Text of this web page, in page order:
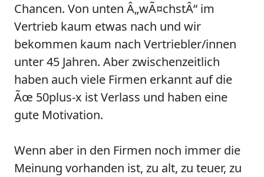
Chancen. Von unten Â„wÃ¤chstÂ“ im
Vertrieb kaum etwas nach und wir
bekommen kaum nach Vertriebler/innen
unter 45 Jahren. Aber zwischenzeitlich
haben auch viele Firmen erkannt auf die
Ãœ 50plus-x ist Verlass und haben eine
gute Motivation.
Wenn aber in den Firmen noch immer die
Meinung vorhanden ist, zu alt, zu teuer, zu